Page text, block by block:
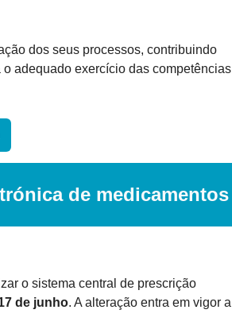
dos seus processos, contribuindo
adequado exercício das competências
de medicamentos
o sistema central de prescrição
de junho. A alteração entra em vigor a